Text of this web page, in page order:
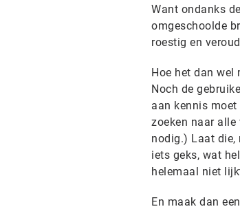
Want ondanks
omgeschoolde
roestig en
Hoe het dan wel
Noch de
aan kennis
zoeken naar alle
nodig.) Laat die,
iets geks, wat
helemaal niet
En maak dan